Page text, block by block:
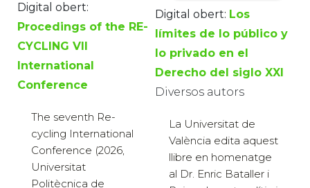
Digital obert:
Procedings of the RE-
CYCLING VII
International
Conference
The seventh Re-
cycling International
Conference (2026,
Universitat
Politècnica de
Digital obert: Los
límites de lo público y
lo privado en el
Derecho del siglo XXI
Diversos autors
La Universitat de
València edita aquest
llibre en homenatge
al Dr. Enric Bataller i